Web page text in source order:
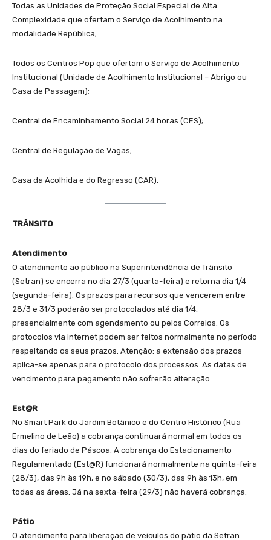
Todas as Unidades de Proteção Social Especial de Alta
Complexidade que ofertam o Serviço de Acolhimento na
modalidade República;
Todos os Centros Pop que ofertam o Serviço de Acolhimento
Institucional (Unidade de Acolhimento Institucional – Abrigo ou
Casa de Passagem);
Central de Encaminhamento Social 24 horas (CES);
Central de Regulação de Vagas;
Casa da Acolhida e do Regresso (CAR).
TRÂNSITO
Atendimento
O atendimento ao público na Superintendência de Trânsito
(Setran) se encerra no dia 27/3 (quarta-feira) e retorna dia 1/4
(segunda-feira). Os prazos para recursos que vencerem entre
28/3 e 31/3 poderão ser protocolados até dia 1/4,
presencialmente com agendamento ou pelos Correios. Os
protocolos via internet podem ser feitos normalmente no período
respeitando os seus prazos. Atenção: a extensão dos prazos
aplica-se apenas para o protocolo dos processos. As datas de
vencimento para pagamento não sofrerão alteração.
Est@R
No Smart Park do Jardim Botânico e do Centro Histórico (Rua
Ermelino de Leão) a cobrança continuará normal em todos os
dias do feriado de Páscoa. A cobrança do Estacionamento
Regulamentado (Est@R) funcionará normalmente na quinta-feira
(28/3), das 9h às 19h, e no sábado (30/3), das 9h às 13h, em
todas as áreas. Já na sexta-feira (29/3) não haverá cobrança.
Pátio
O atendimento para liberação de veículos do pátio da Setran